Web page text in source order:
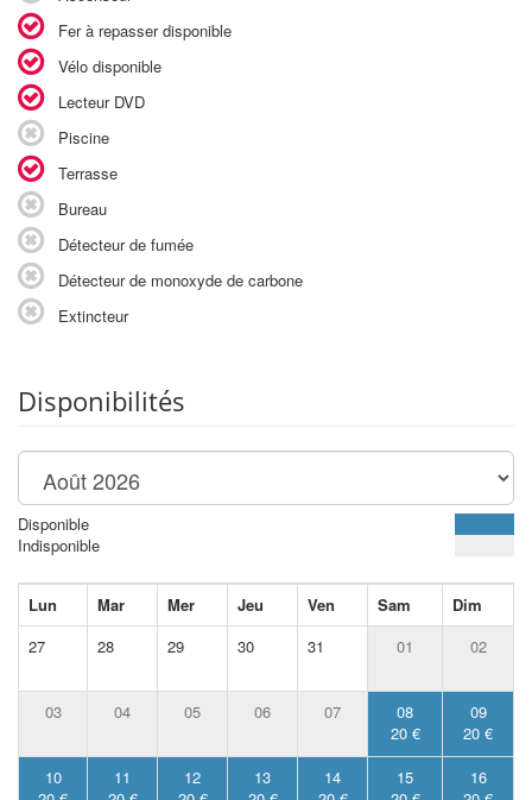
Fer à repasser disponible
Vélo disponible
Lecteur DVD
Piscine
Terrasse
Bureau
Détecteur de fumée
Détecteur de monoxyde de carbone
Extincteur
Disponibilités
Disponible
Indisponible
Lun Mar Mer Jeu Ven Sam
Dim
27
28 29 30 31 01 02
03 04 05 06 07
08
20 €
09
20 €
10
11
12
13
14
15
16